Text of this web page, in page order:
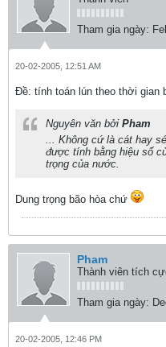
Tham gia ngày:
20-02-2005, 12:51 AM
Ðề: tính toán lún theo thời gian
Nguyên văn bởi Pham
... Không cứ là cát hay
được tính bằng hiệu số
trọng của nước.
Dung trọng bão hòa chứ
Pham
Thành viên tích
Tham gia ngày:
20-02-2005, 12:46 PM